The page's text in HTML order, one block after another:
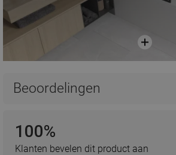
Beoordelingen
100%
Klanten bevelen dit product aan